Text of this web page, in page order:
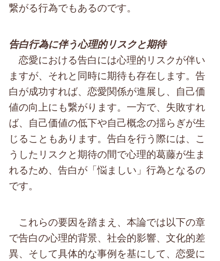
繋がる行為でもあるのです。
告白行為に伴う心理的リスクと期待
恋愛における告白には心理的リスクが伴い
ますが、それと同時に期待も存在します。告
白が成功すれば、恋愛関係が進展し、自己価
値の向上にも繋がります。一方で、失敗すれ
ば、自己価値の低下や自己概念の揺らぎが生
じることもあります。告白を行う際には、こ
うしたリスクと期待の間で心理的葛藤が生ま
れるため、告白が「悩ましい」行為となるの
です。
これらの要因を踏まえ、本論では以下の章
で告白の心理的背景、社会的影響、文化的差
異、そして具体的な事例を基にして、恋愛に